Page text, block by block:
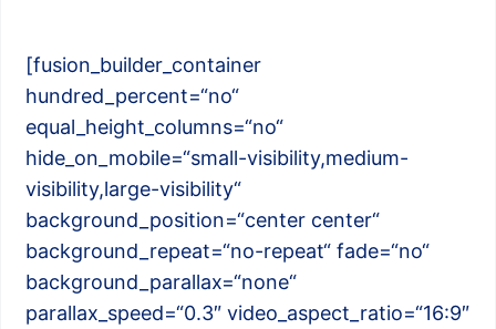
[fusion_builder_container
hundred_percent=“no“
equal_height_columns=“no“
hide_on_mobile=“small-visibility,medium-
visibility,large-visibility“
background_position=“center center“
background_repeat=“no-repeat“ fade=“no“
background_parallax=“none“
parallax_speed=“0.3″ video_aspect_ratio=“16:9″